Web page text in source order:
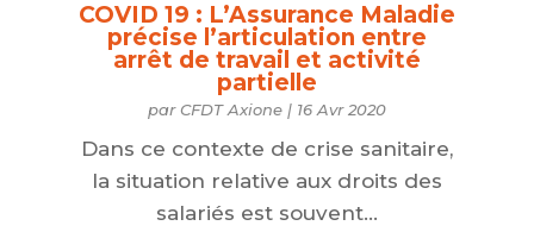
COVID 19 : L’Assurance Maladie
précise l’articulation entre
arrêt de travail et activité
partielle
par CFDT Axione| 16 Avr 2020
Dans ce contexte de crise sanitaire,
la situation relative aux droits des
salariés est souvent...